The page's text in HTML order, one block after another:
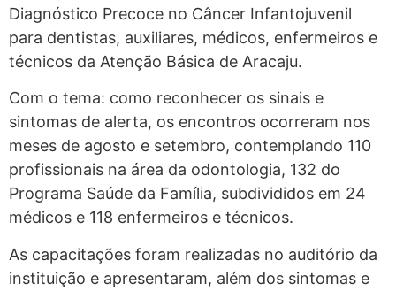
Diagnóstico Precoce no Câncer Infantojuvenil
para dentistas, auxiliares, médicos, enfermeiros e
técnicos da Atenção Básica de Aracaju.
Com o tema: como reconhecer os sinais e
sintomas de alerta, os encontros ocorreram nos
meses de agosto e setembro, contemplando 110
profissionais na área da odontologia, 132 do
Programa Saúde da Família, subdivididos em 24
médicos e 118 enfermeiros e técnicos.
As capacitações foram realizadas no auditório da
instituição e apresentaram, além dos sintomas e